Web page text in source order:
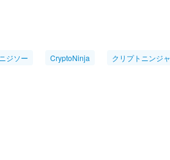
ニジソー CryptoNinja クリプトニンジャ